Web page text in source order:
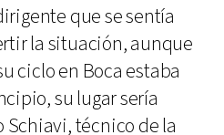
que se sentía
la situación, aunque
ciclo en Boca estaba
su lugar sería
Schiavi, técnico de la